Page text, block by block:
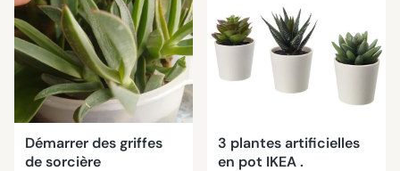
Démarrer des griffes
de sorcière
3 plantes artificielles
en pot IKEA .